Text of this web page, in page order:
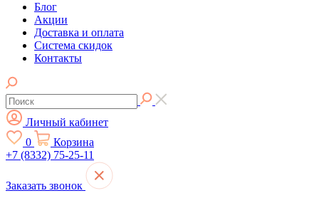
Блог
Акции
Доставка и оплата
Система скидок
Контакты
Личный кабинет
0
Корзина
+7 (8332) 75-25-11
Заказать звонок